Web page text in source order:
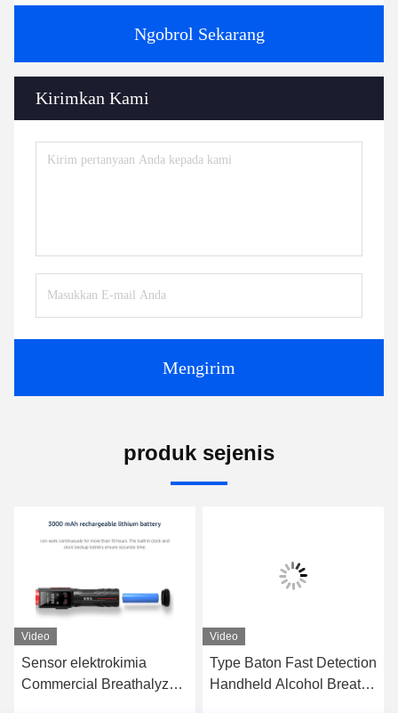
Ngobrol Sekarang
Kirimkan Kami
Mengirim
produk sejenis
Video
Sensor elektrokimia
Commercial Breathalyzer /
Video
Type Baton Fast Detection
Handheld Alcohol Breath